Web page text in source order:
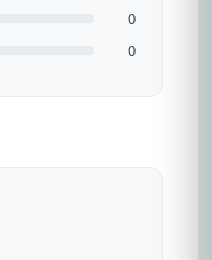
0
0